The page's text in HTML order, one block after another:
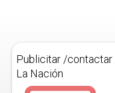
Publicitar /contactar
La Nación